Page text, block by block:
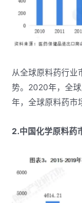
从全球原料药行业
势。2020年，全
年，全球原料药市
2.中国化学原料药